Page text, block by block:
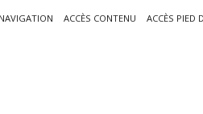
ACCÈS CONTENU ACCÈS PIED